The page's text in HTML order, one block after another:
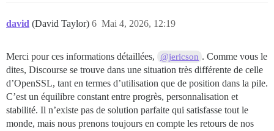
david (David Taylor) Mai 4, 2026, 12:19
6
Merci pour ces informations détaillées, @jericson . Comme vous le
dites, Discourse se trouve dans une situation très différente de celle
d’OpenSSL, tant en termes d’utilisation que de position dans la pile.
C’est un équilibre constant entre progrès, personnalisation et
stabilité. Il n’existe pas de solution parfaite qui satisfasse tout le
monde, mais nous prenons toujours en compte les retours de nos